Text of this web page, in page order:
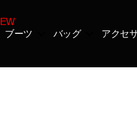
ブーツ バッグ アクセ